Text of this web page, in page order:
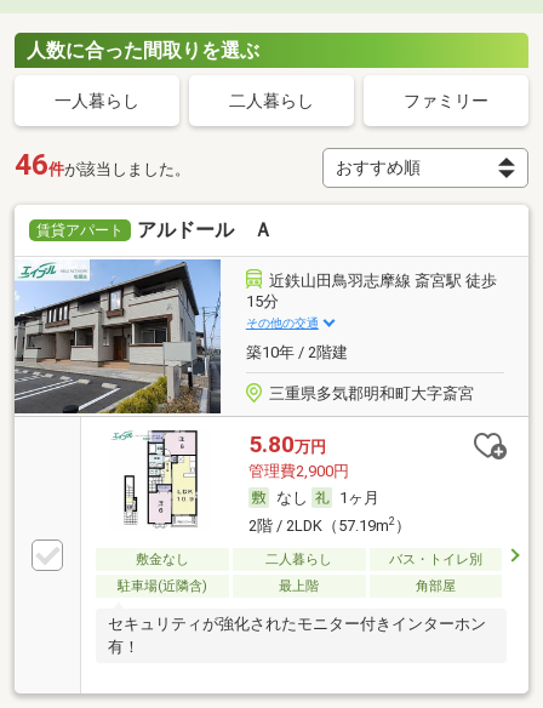
人数に合った間取りを選ぶ
一人暮らし 二人暮らし ファミリー
46件が該当しました。
賃貸アパート アルドール Ａ
近鉄山田鳥羽志摩線 斎宮駅 徒歩
15分
その他の交通
築10年 / 2階建
三重県多気郡明和町大字斎宮
5.80万円
管理費2,900円
なし
1ヶ月
2階 / 2LDK（57.19m2）
敷金なし 二人暮らし
バス・トイレ別
駐車場(近隣含)
最上階 角部屋
セキュリティが強化されたモニター付きインターホン
有！